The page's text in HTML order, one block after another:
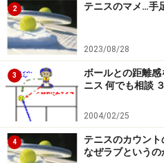
2 テニスのマメ…手
2023/08/28
3
ボールとの距離
ニス 何でも相談 ３
2004/02/25
4
テニスのカウン
なぜラブというの